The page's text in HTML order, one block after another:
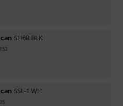
SH6B BLK
153
SSL-1 WH
95